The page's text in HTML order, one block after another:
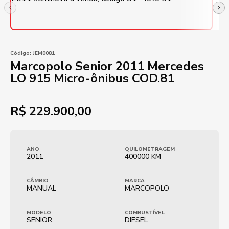
Código: JEM0081
Marcopolo Senior 2011 Mercedes
LO 915 Micro-ônibus COD.81
R$ 229.900,00
ANO
2011
QUILOMETRAGEM
400000 KM
CÂMBIO
MANUAL
MARCA
MARCOPOLO
MODELO
SENIOR
COMBUSTÍVEL
DIESEL